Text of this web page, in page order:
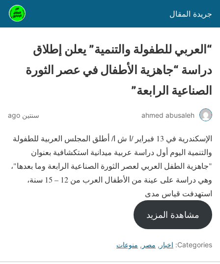
جريدة المقال
“العربي للطفولة والتنمية” يعلن إطلاق
دراسة “جاهزية الأطفال في عصر الثورة
الصناعية الرابعة”
ahmed abusaleh سنتين ago
الإسكندرية في 13 فبراير /ا ش ا/ أطلق المجلس العربية للطفولة
والتنمية اليوم أول دراسة عربية ميدانية استكشافية بعنوان
"جاهزية الطفل العربي لعصر الثورة الصناعية الرابعة وما بعدها"،
وهي دراسة على عينة من الأطفال العرب من 12 – 15 سنة،
استهدفت قياس مدى
مشاهدة المزيد
Categories: اخبار , مصر , منوعات